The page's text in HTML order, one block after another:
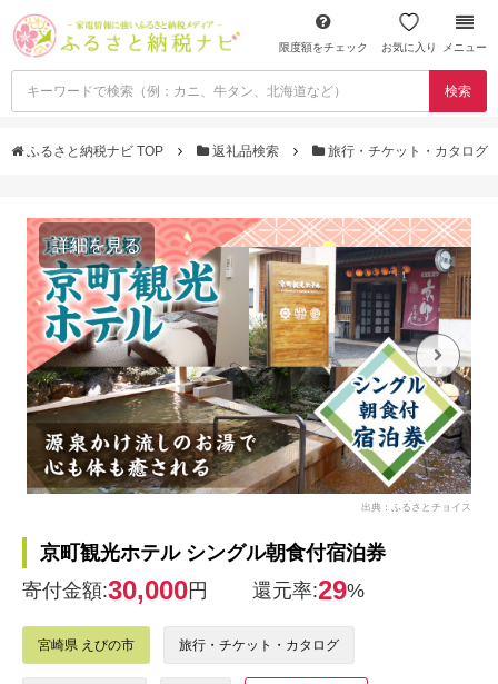
限度額をチェック お気に入り メニュー
検索
ふるさと納税ナビ TOP 返礼品検索 旅行・チケット・カタログ
詳細を見る
出典：ふるさとチョイス
京町観光ホテル シングル朝食付宿泊券
寄付金額:30,000円 還元率:29%
宮崎県 えびの市 旅行・チケット・カタログ